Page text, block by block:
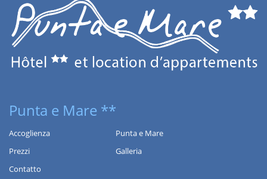
SERVIZI
Punta e Mare **
Accoglienza
Punta e Mare
Prezzi
Galleria
Contatto